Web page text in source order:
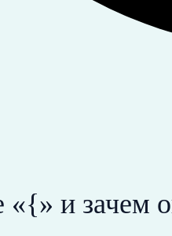
«{» и зачем